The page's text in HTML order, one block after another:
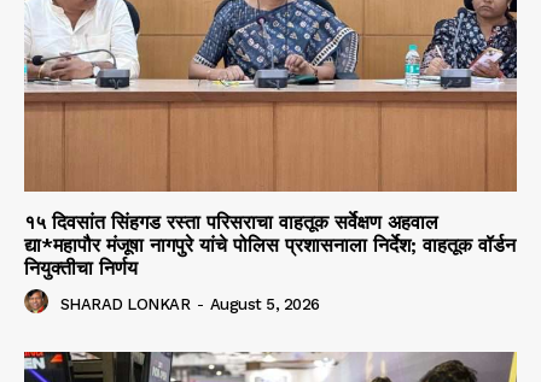
१५ दिवसांत सिंहगड रस्ता परिसराचा वाहतूक सर्वेक्षण अहवाल
द्या*महापौर मंजूषा नागपुरे यांचे पोलिस प्रशासनाला निर्देश; वाहतूक वॉर्डन
नियुक्तीचा निर्णय
SHARAD LONKAR - August 5, 2026